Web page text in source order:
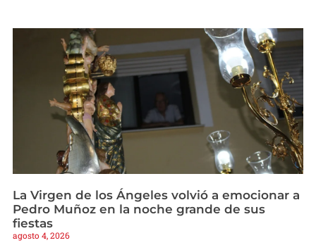
La Virgen de los Ángeles volvió a emocionar a
Pedro Muñoz en la noche grande de sus
fiestas
agosto 4, 2026